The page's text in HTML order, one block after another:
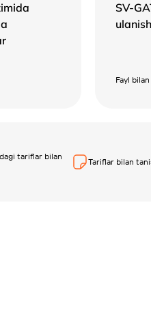
SV-
Fayl
tariflar bilan
Tariflar bilan